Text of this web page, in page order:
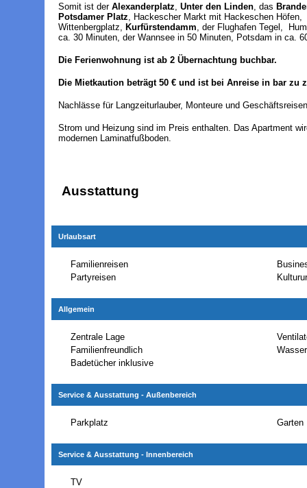
Somit ist der Alexanderplatz, Unter den Linden, das
Potsdamer Platz, Hackescher Markt mit Hackeschen
Wittenbergplatz, Kurfürstendamm, der Flughafen Tegel,
ca. 30 Minuten, der Wannsee in 50 Minuten, Potsdam in ca.
Die Ferienwohnung ist ab 2 Übernachtung buchbar.
Die Mietkaution beträgt 50 € und ist bei Anreise in bar zu
Nachlässe für Langzeiturlauber, Monteure und
Strom und Heizung sind im Preis enthalten. Das Apartment
modernen Laminatfußboden.
Ausstattung
Urlaubsart
Familienreisen
Partyreisen
Allgemein
Zentrale Lage
Familienfreundlich
Badetücher inklusive
Service & Ausstattung - Außenbereich
Parkplatz Garten
Service & Ausstattung - Innenbereich
TV